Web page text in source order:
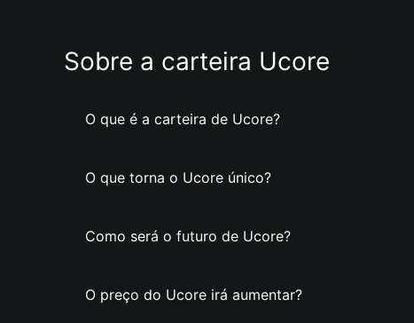
Sobre a carteira Ucore
O que é a carteira de Ucore?
O que torna o Ucore único?
Como será o futuro de Ucore?
O preço do Ucore irá aumentar?